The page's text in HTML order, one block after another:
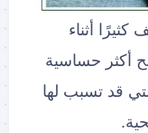
أثناء
أكثر حساسية
قد تسبب لها